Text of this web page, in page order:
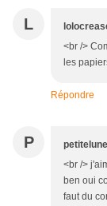
L
<br />
les
Répondre
P petitelune
<br />
ben oui
faut du